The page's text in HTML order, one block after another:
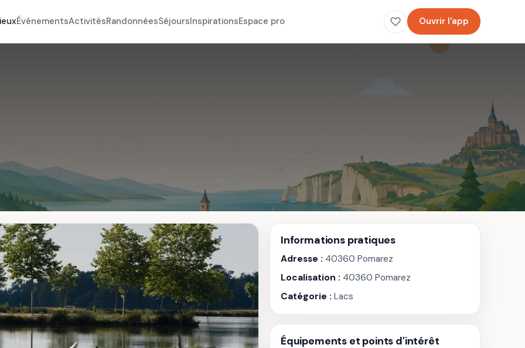
ÉvénementsActivitésRandonnéesSéjoursInspirationsEspace pro Ouvrir l'app
Informations pratiques
Adresse : 40360 Pomarez
Localisation : 40360 Pomarez
Catégorie : Lacs
Équipements et points d'intérêt